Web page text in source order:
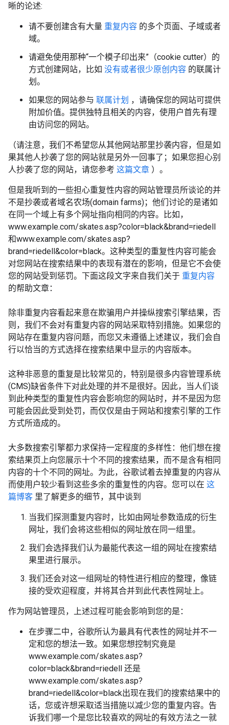
晰的论述:
请不要创建含有大量 重复内容 的多个页面、子域或者
域。
请避免使用那种“一个模子印出来”（cookie cutter）的
方式创建网站，比如 没有或者很少原创内容 的联属计
划。
如果您的网站参与 联属计划 ，请确保您的网站可提供
附加价值。提供独特且相关的内容，使用户首先有理
由访问您的网站。
（请注意，我们不希望您从其他网站那里抄袭内容，但是如
果其他人抄袭了您的网站就是另外一回事了；如果您担心别
人抄袭了您的网站，请您参考 这篇文章 ）。
但是我听到的一些担心重复性内容的网站管理员所谈论的并
不是抄袭或者域名农场(domain farms)；他们讨论的是诸如
在同一个域上有多个网址指向相同的内容。比如，
www.example.com/skates.asp?color=black&brand=riedell
和www.example.com/skates.asp?
brand=riedell&color=black。这种类型的重复性内容可能会
对您网站在搜索结果中的表现有潜在的影响，但是它不会使
您的网站受到惩罚。下面这段文字来自我们关于 重复内容
的帮助文章：
除非重复内容看起来意在欺骗用户并操纵搜索引擎结果，否
则，我们不会对有重复内容的网站采取特别措施。如果您的
网站存在重复内容问题，而您又未遵循上述建议，我们会自
行以恰当的方式选择在搜索结果中显示的内容版本。
这种非恶意的重复是比较常见的，特别是很多内容管理系统
(CMS)缺省条件下对此处理的并不是很好。因此，当人们谈
到此种类型的重复性内容会影响您的网站时，并不是因为您
可能会因此受到处罚，而仅仅是由于网站和搜索引擎的工作
方式所造成的。
大多数搜索引擎都力求保持一定程度的多样性：他们想在搜
索结果页上向您展示十个不同的搜索结果，而不是含有相同
内容的十个不同的网址。为此，谷歌试着去掉重复的内容从
而使用户较少看到这些多余的重复性的内容。您可以在 这
篇博客 里了解更多的细节，其中谈到
当我们探测重复内容时，比如由网址参数造成的衍生
网址，我们会将这些相似的网址放在同一组里。
我们会选择我们认为最能代表这一组的网址在搜索结
果里进行展示。
我们还会对这一组网址的特性进行相应的整理，像链
接的受欢迎程度，并将其合并到此代表性网址上。
作为网站管理员，上述过程可能会影响到您的是：
在步骤二中，谷歌所认为最具有代表性的网址并不一
定和您的想法一致。如果您想控制究竟是
www.example.com/skates.asp?
color=black&brand=riedell 还是
www.example.com/skates.asp?
brand=riedell&color=black出现在我们的搜索结果中的
话，您或许想采取适当措施以减少您的重复内容。告
诉我们哪一个是您比较喜欢的网址的有效方法之一就